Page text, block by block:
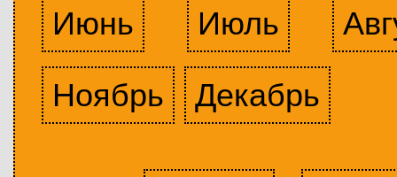
Июнь
Июль
Ноябрь
Декабрь